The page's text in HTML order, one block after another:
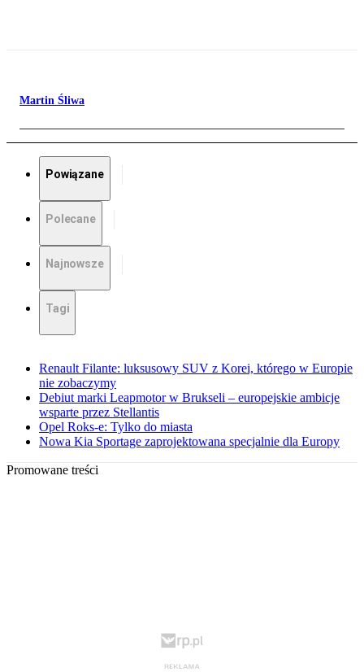
Martin Śliwa
Powiązane
Polecane
Najnowsze
Tagi
Renault Filante: luksusowy SUV z Korei, którego w Europie
nie zobaczymy
Debiut marki Leapmotor w Brukseli – europejskie ambicje
wsparte przez Stellantis
Opel Roks-e: Tylko do miasta
Nowa Kia Sportage zaprojektowana specjalnie dla Europy
Promowane treści